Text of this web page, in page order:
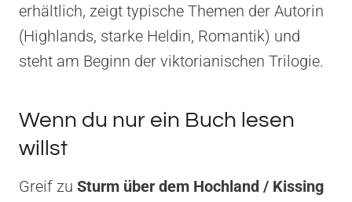
erhältlich, zeigt typische Themen der Autorin
(Highlands, starke Heldin, Romantik) und
steht am Beginn der viktorianischen Trilogie.
Wenn du nur ein Buch lesen
willst
Greif zu Sturm über dem Hochland / Kissing